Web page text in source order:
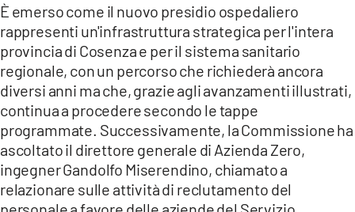
È emerso come il nuovo presidio ospedaliero
rappresenti un'infrastruttura strategica per l'intera
provincia di Cosenza e per il sistema sanitario
regionale, con un percorso che richiederà ancora
diversi anni ma che, grazie agli avanzamenti illustrati,
continua a procedere secondo le tappe
programmate. Successivamente, la Commissione ha
ascoltato il direttore generale di Azienda Zero,
ingegner Gandolfo Miserendino, chiamato a
relazionare sulle attività di reclutamento del